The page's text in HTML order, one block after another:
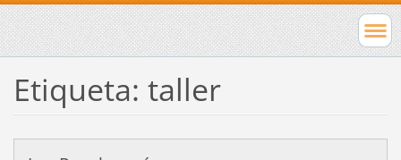
Etiqueta: taller